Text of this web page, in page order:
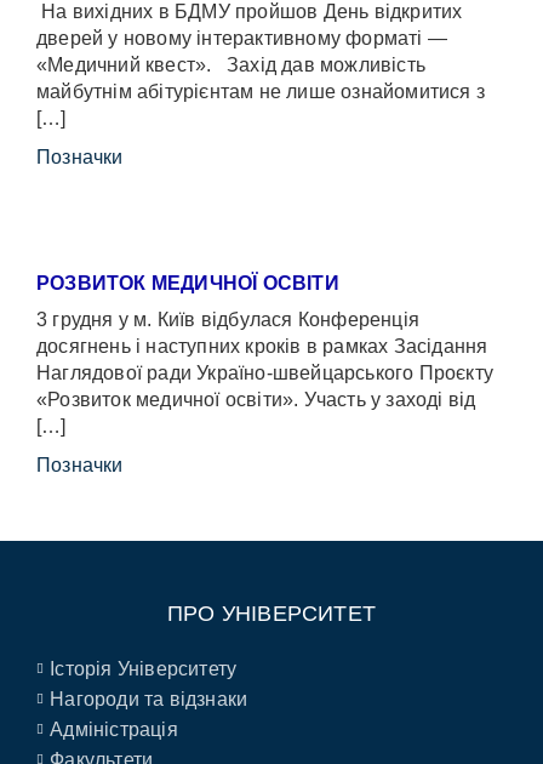
На вихідних в БДМУ пройшов День відкритих
дверей у новому інтерактивному форматі —
«Медичний квест». Захід дав можливість
майбутнім абітурієнтам не лише ознайомитися з
[…]
Позначки
РОЗВИТОК МЕДИЧНОЇ ОСВІТИ
3 грудня у м. Київ відбулася Конференція
досягнень і наступних кроків в рамках Засідання
Наглядової ради Україно-швейцарського Проєкту
«Розвиток медичної освіти». Участь у заході від
[…]
Позначки
ПРО УНІВЕРСИТЕТ
Історія Університету
Нагороди та відзнаки
Адміністрація
Факультети